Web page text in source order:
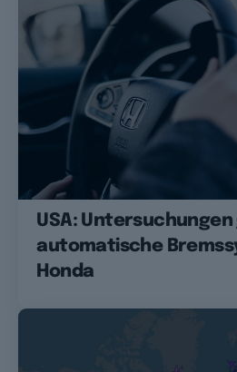
USA:
automatische
Honda